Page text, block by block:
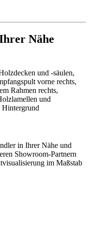
Nähe
in Ihrer Nähe und
Showroom-Partnern
im Maßstab